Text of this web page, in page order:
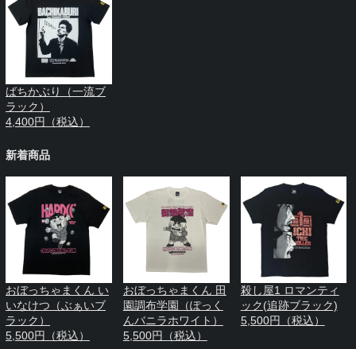
ばちかぶり（一流ブ
ラック）
4,400円（税込）
新着商品
おぼっちゃまくん い
いなけつ（ぶぁいブ
ラック）
5,500円（税込）
おぼっちゃまくん 田
園調布学園（ぽっく
んバニラホワイト）
5,500円（税込）
殺し屋1 ロマンティ
ック(追跡ブラック)
5,500円（税込）